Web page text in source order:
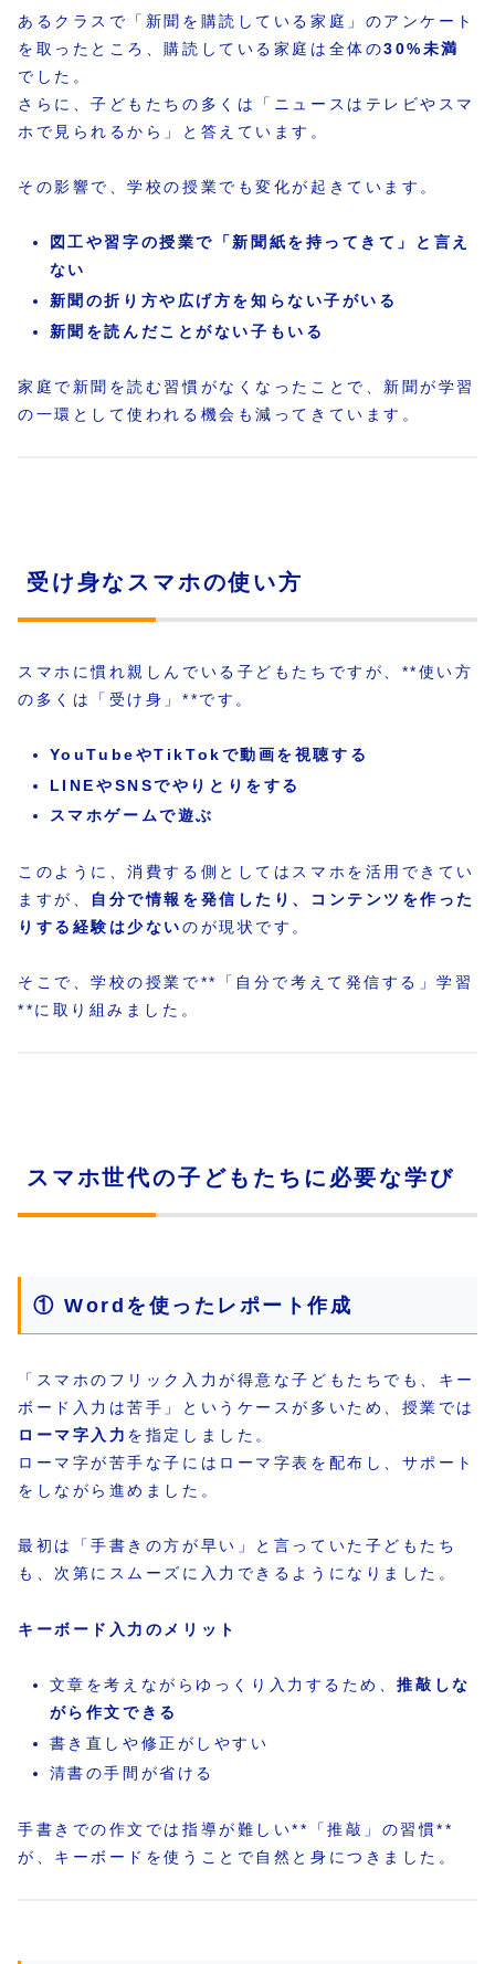
あるクラスで「新聞を購読している家庭」のアンケート
を取ったところ、購読している家庭は全体の30%未満
でした。
さらに、子どもたちの多くは「ニュースはテレビやスマ
ホで見られるから」と答えています。
その影響で、学校の授業でも変化が起きています。
図工や習字の授業で「新聞紙を持ってきて」と言え
ない
新聞の折り方や広げ方を知らない子がいる
新聞を読んだことがない子もいる
家庭で新聞を読む習慣がなくなったことで、新聞が学習
の一環として使われる機会も減ってきています。
受け身なスマホの使い方
スマホに慣れ親しんでいる子どもたちですが、**使い方
の多くは「受け身」**です。
YouTubeやTikTokで動画を視聴する
LINEやSNSでやりとりをする
スマホゲームで遊ぶ
このように、消費する側としてはスマホを活用できてい
ますが、
自分で情報を発信したり、コンテンツを作った
りする経験は少ないのが現状です。
そこで、学校の授業で**「自分で考えて発信する」学習
**に取り組みました。
スマホ世代の子どもたちに必要な学び
① Wordを使ったレポート作成
「スマホのフリック入力が得意な子どもたちでも、キー
ボード入力は苦手」というケースが多いため、授業では
ローマ字入力 を指定しました。
ローマ字が苦手な子にはローマ字表を配布し、サポート
をしながら進めました。
最初は「手書きの方が早い」と言っていた子どもたち
も、次第にスムーズに入力できるようになりました。
キーボード入力のメリット
文章を考えながらゆっくり入力するため、推敲しな
がら作文できる
書き直しや修正がしやすい
清書の手間が省ける
手書きでの作文では指導が難しい**「推敲」の習慣**
が、キーボードを使うことで自然と身につきました。